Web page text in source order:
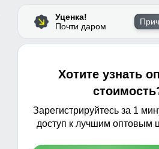
Уценка!
Почти даром
Хотите узнать
Зарегистрируйтесь за 1
доступ к лучшим оптовым